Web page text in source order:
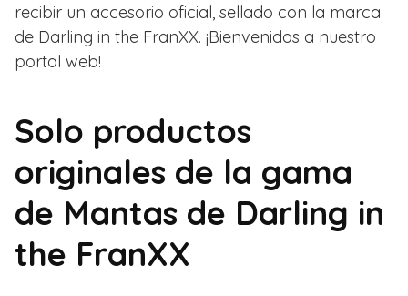
recibir un accesorio oficial, sellado con la marca
de Darling in the FranXX. ¡Bienvenidos a nuestro
portal web!
Solo productos
originales de la gama
de Mantas de Darling in
the FranXX